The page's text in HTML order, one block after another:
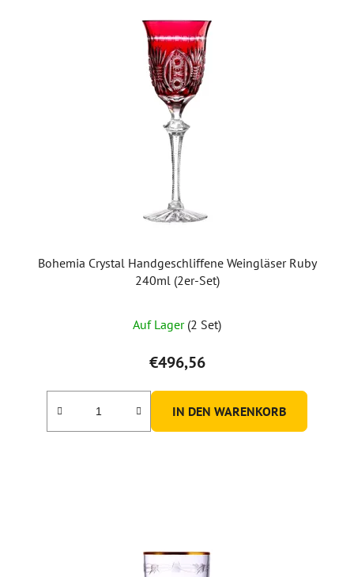
Bohemia Crystal Handgeschliffene Weingläser Ruby
240ml (2er-Set)
Auf Lager (2 Set)
€496,56
IN DEN WARENKORB